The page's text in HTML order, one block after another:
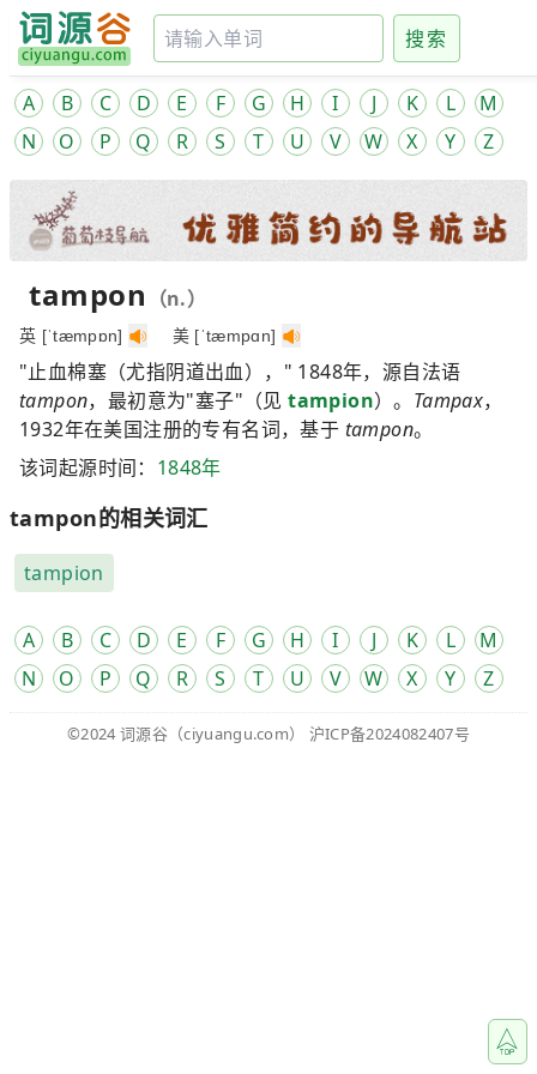
搜索
A B C D E F G H I J K L
M
N
O P Q R S T U V W X Y Z
tampon （n.）
英 [ˈtæmpɒn] 美 [ˈtæmpɑn]
"止血棉塞（尤指阴道出血），" 1848年，源自法语
tampon，最初意为"塞子"（见tampion）。 Tampax，
1932年在美国注册的专有名词，基于 tampon。
该词起源时间： 1848年
tampon的相关词汇
tampion
A B C D E F G H I J K L
M
N
O P Q R S T U V W X Y Z
©2024 词源谷 （ciyuangu.com） 沪ICP备2024082407号